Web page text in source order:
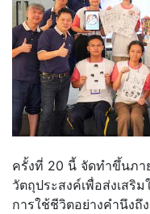
ครั้งที่ 20 นี้ จัดทำขึ้นภา
วัตถุประสงค์เพื่อส่งเสริม
การใช้ชีวิตอย่างคำนึงถึ